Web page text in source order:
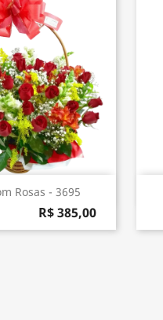
Rosas - 3695
R$ 385,00
rápida